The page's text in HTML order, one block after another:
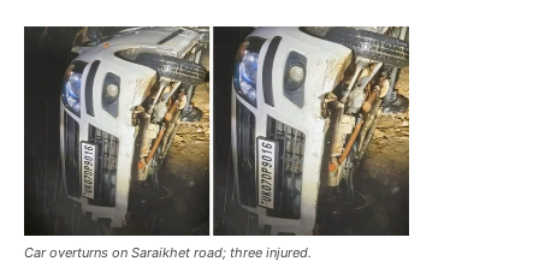
Car overturns on Saraikhet road; three injured.